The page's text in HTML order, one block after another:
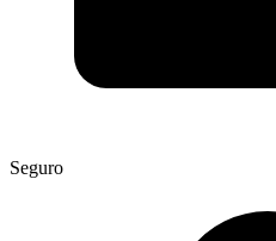
Seguro